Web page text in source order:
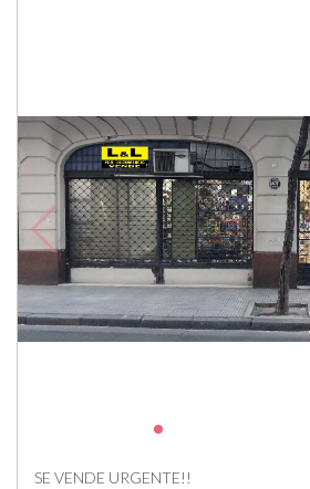
SE VENDE URGENTE!!